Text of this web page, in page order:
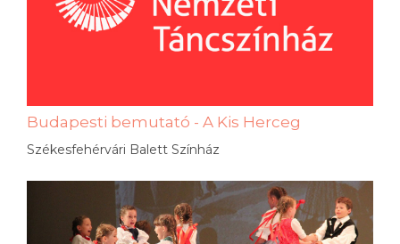
Budapesti bemutató - A Kis Herceg
Székesfehérvári Balett Színház